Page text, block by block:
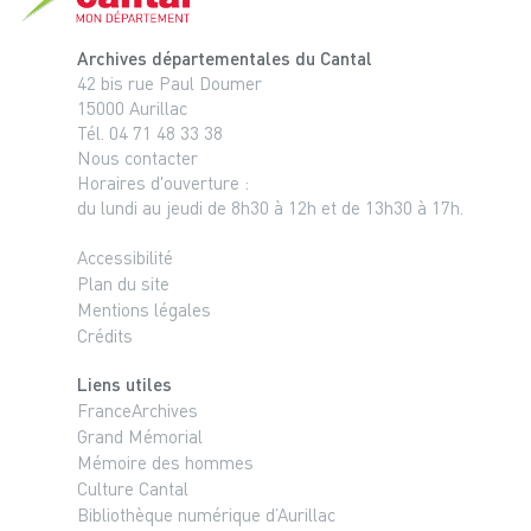
Archives départementales du Cantal
42 bis rue Paul Doumer
15000 Aurillac
Tél. 04 71 48 33 38
Nous contacter
Horaires d'ouverture :
du lundi au jeudi de 8h30 à 12h et de 13h30 à 17h.
Accessibilité
Plan du site
Mentions légales
Crédits
Liens utiles
FranceArchives
Grand Mémorial
Mémoire des hommes
Culture Cantal
Bibliothèque numérique d’Aurillac